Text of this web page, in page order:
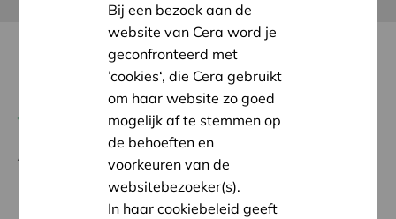
DocAtlas als zorgzame
Terug naar overzicht
Ambitie: Warme en zorgzame buurten voor iedereen
Regionaal Project
Bij een bezoek aan de
website van Cera word je
geconfronteerd met
’cookies‘, die Cera gebruikt
om haar website zo goed
mogelijk af te stemmen op
de behoeften en
voorkeuren van de
websitebezoeker(s).
In haar cookiebeleid geeft